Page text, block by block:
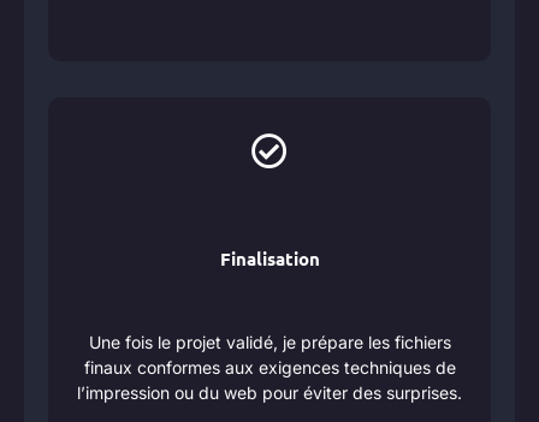
Finalisation
Une fois le projet validé, je prépare les fichiers
finaux conformes aux exigences techniques de
l’impression ou du web pour éviter des surprises.